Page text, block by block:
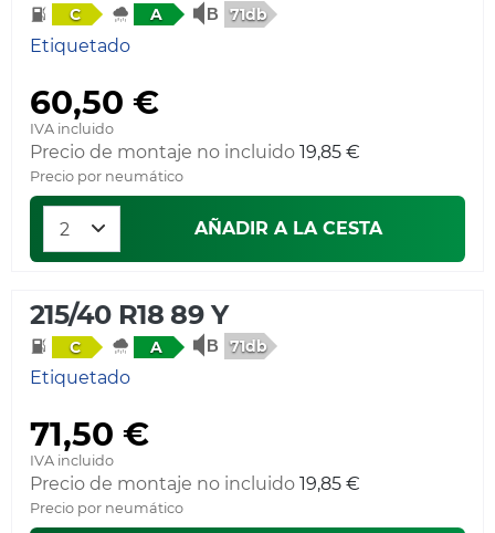
C A 71db
Etiquetado
60,50 €
IVA incluido
Precio de montaje no incluido 19,85 €
Precio por neumático
AÑADIR A LA CESTA
215/40 R18 89 Y
C A 71db
Etiquetado
71,50 €
IVA incluido
Precio de montaje no incluido 19,85 €
Precio por neumático